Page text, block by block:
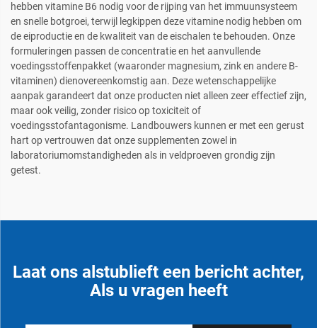
hebben vitamine B6 nodig voor de rijping van het immuunsysteem
en snelle botgroei, terwijl legkippen deze vitamine nodig hebben om
de eiproductie en de kwaliteit van de eischalen te behouden. Onze
formuleringen passen de concentratie en het aanvullende
voedingsstoffenpakket (waaronder magnesium, zink en andere B-
vitaminen) dienovereenkomstig aan. Deze wetenschappelijke
aanpak garandeert dat onze producten niet alleen zeer effectief zijn,
maar ook veilig, zonder risico op toxiciteit of
voedingsstofantagonisme. Landbouwers kunnen er met een gerust
hart op vertrouwen dat onze supplementen zowel in
laboratoriumomstandigheden als in veldproeven grondig zijn
getest.
Laat ons alstublieft een bericht achter,
Als u vragen heeft